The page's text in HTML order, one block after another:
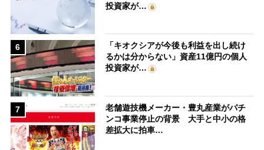
投資家が…
6
「キオクシアが今後も利益を出し続け
るかは分からない」資産11億円の個人
投資家が…
7
老舗遊技機メーカー・豊丸産業がパチ
ンコ事業停止の背景 大手と中小の格
差拡大に拍車…